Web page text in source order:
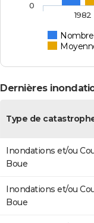
Nombre
1982
0
Dernières
Type de
Inondations et/ou
Boue
Inondations et/ou
Boue